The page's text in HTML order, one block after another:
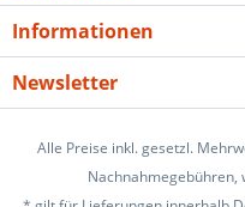
Informationen
Newsletter
Alle Preise inkl. gesetzl.
Nachnahmegebühren,